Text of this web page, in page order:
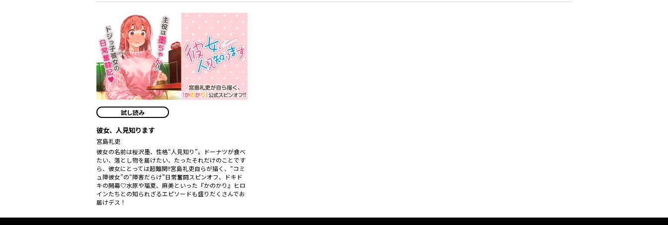
試し読み
彼女、人見知ります
宮島礼吏
彼女の名前は桜沢墨、性格“人見知り”。ドーナツが食べ
たい、落とし物を届けたい、たったそれだけのことです
ら、彼女にとっては超難関!!宮島礼吏自らが描く、“コミ
ュ障彼女”の“障害だらけ”日常奮闘スピンオフ、ドキド
キの開幕♡水原や瑠夏、麻美といった『かのかり』ヒロ
インたちとの知られざるエピソードも盛りだくさんでお
届けデス！